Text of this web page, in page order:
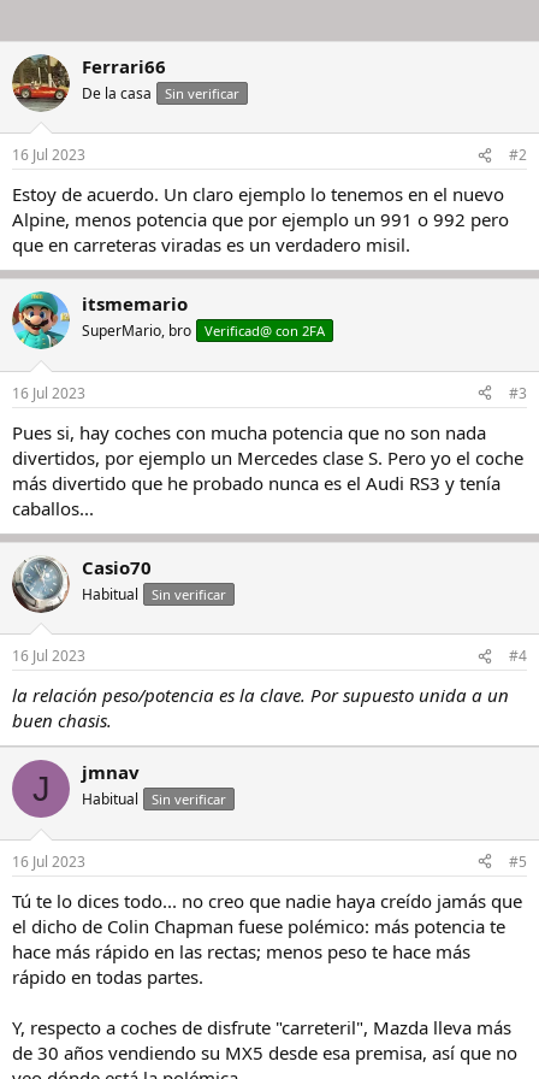
Ferrari66
De la casa Sin verificar
16 Jul 2023 #2
Estoy de acuerdo. Un claro ejemplo lo tenemos en el nuevo
Alpine, menos potencia que por ejemplo un 991 o 992 pero
que en carreteras viradas es un verdadero misil.
itsmemario
SuperMario, bro Verificad@ con 2FA
16 Jul 2023 #3
Pues si, hay coches con mucha potencia que no son nada
divertidos, por ejemplo un Mercedes clase S. Pero yo el coche
más divertido que he probado nunca es el Audi RS3 y tenía
caballos...
Casio70
Habitual Sin verificar
16 Jul 2023 #4
la relación peso/potencia es la clave. Por supuesto unida a un
buen chasis.
J jmnav
Habitual Sin verificar
16 Jul 2023 #5
Tú te lo dices todo... no creo que nadie haya creído jamás que
el dicho de Colin Chapman fuese polémico: más potencia te
hace más rápido en las rectas; menos peso te hace más
rápido en todas partes.
Y, respecto a coches de disfrute "carreteril", Mazda lleva más
de 30 años vendiendo su MX5 desde esa premisa, así que no